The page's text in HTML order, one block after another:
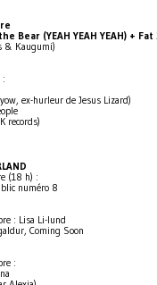
Bear (YEAH YEAH YEAH) + Fat
& Kaugumi)
:
ex-hurleur de Jesus Lizard)
records)
(18 h) :
numéro 8
: Lisa Li-lund
Coming Soon
: